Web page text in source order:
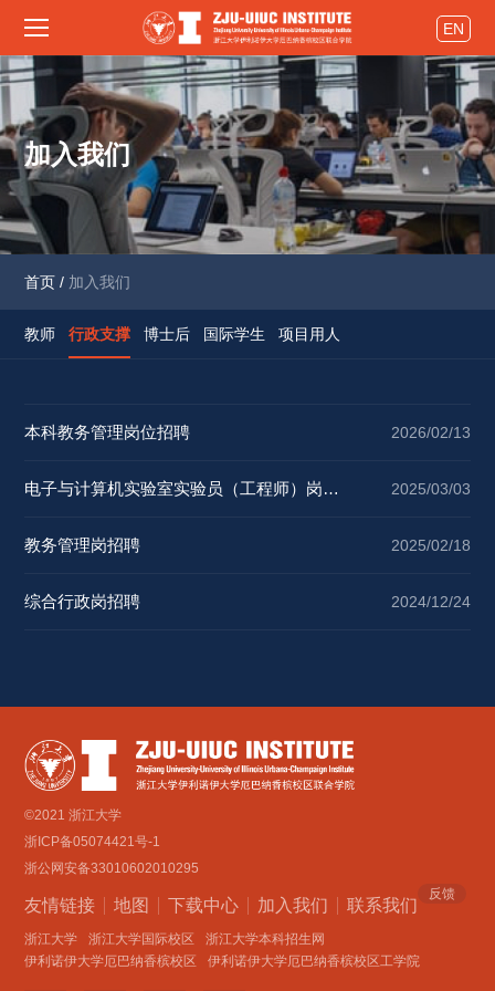
EN
加入我们
首页 / 加入我们
教师 行政支撑 博士后 国际学生 项目用人
本科教务管理岗位招聘 2026/02/13
电子与计算机实验室实验员（工程师）岗位
招聘
2025/03/03
教务管理岗招聘 2025/02/18
综合行政岗招聘 2024/12/24
©2021 浙江大学
浙ICP备05074421号-1
浙公网安备33010602010295
友情链接 地图 下载中心 加入我们 联系我们
反馈
浙江大学 浙江大学国际校区
浙江大学本科招生网
伊利诺伊大学厄巴纳香槟校区
伊利诺伊大学厄巴纳香槟校区工学院